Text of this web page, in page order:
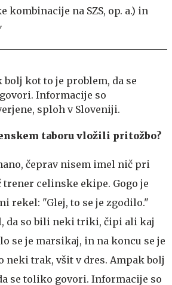
na SZS, op. a.) in
bolj kot to je problem, da se
Informacije so
sploh v Sloveniji.
taboru vložili pritožbo?
čeprav nisem imel nič pri
trener celinske ekipe. Gogo je
rekel: "Glej, to se je zgodilo."
da so bili neki triki, čipi ali kaj
se je marsikaj, in na koncu se je
neki trak, všit v dres. Ampak bolj
se toliko govori. Informacije so